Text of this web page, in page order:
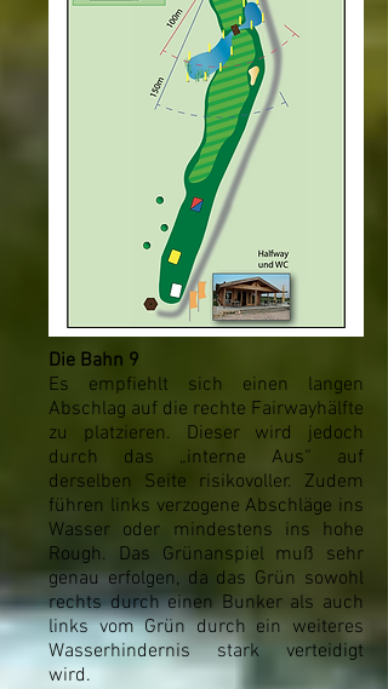
Die Bahn 9
Es empfiehlt sich einen langen
Abschlag auf die rechte Fairwayhälfte
zu platzieren. Dieser wird jedoch
durch das „interne Aus“ auf
derselben Seite risikovoller. Zudem
führen links verzogene Abschläge ins
Wasser oder mindestens ins hohe
Rough. Das Grünanspiel muß sehr
genau erfolgen, da das Grün sowohl
rechts durch einen Bunker als auch
links vom Grün durch ein weiteres
Wasserhindernis stark verteidigt
wird.